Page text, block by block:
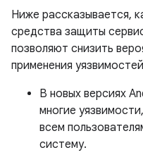
Ниже рассказывается,
средства защиты
позволяют снизить
применения
В новых версиях
многие
всем
систему.